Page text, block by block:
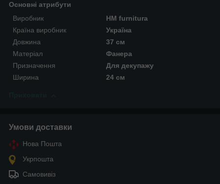
Основні атрибути
Виробник
HM furnitura
Країна виробник
Україна
Довжина
37 см
Матеріал
Фанера
Призначення
Для декупажу
Ширина
24 см
Умови доставки
Нова Пошта
Укрпошта
Самовивіз